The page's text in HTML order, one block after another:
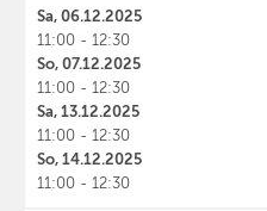
Sa, 06.12.2025
11:00 - 12:30
So, 07.12.2025
11:00 - 12:30
Sa, 13.12.2025
11:00 - 12:30
So, 14.12.2025
11:00 - 12:30